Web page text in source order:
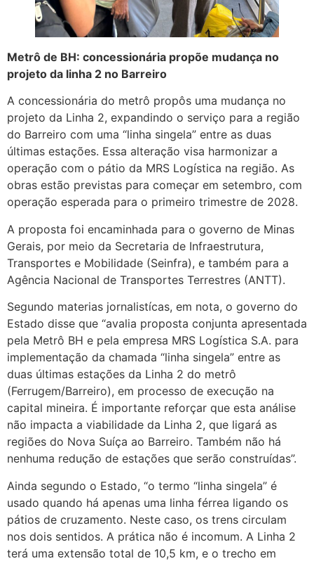
Metrô de BH: concessionária propõe mudança no
projeto da linha 2 no Barreiro
A concessionária do metrô propôs uma mudança no
projeto da Linha 2, expandindo o serviço para a região
do Barreiro com uma “linha singela” entre as duas
últimas estações. Essa alteração visa harmonizar a
operação com o pátio da MRS Logística na região. As
obras estão previstas para começar em setembro, com
operação esperada para o primeiro trimestre de 2028.
A proposta foi encaminhada para o governo de Minas
Gerais, por meio da Secretaria de Infraestrutura,
Transportes e Mobilidade (Seinfra), e também para a
Agência Nacional de Transportes Terrestres (ANTT).
Segundo materias jornalistícas, em nota, o governo do
Estado disse que “avalia proposta conjunta apresentada
pela Metrô BH e pela empresa MRS Logística S.A. para
implementação da chamada “linha singela” entre as
duas últimas estações da Linha 2 do metrô
(Ferrugem/Barreiro), em processo de execução na
capital mineira. É importante reforçar que esta análise
não impacta a viabilidade da Linha 2, que ligará as
regiões do Nova Suíça ao Barreiro. Também não há
nenhuma redução de estações que serão construídas”.
Ainda segundo o Estado, “o termo “linha singela” é
usado quando há apenas uma linha férrea ligando os
pátios de cruzamento. Neste caso, os trens circulam
nos dois sentidos. A prática não é incomum. A Linha 2
terá uma extensão total de 10,5 km, e o trecho em